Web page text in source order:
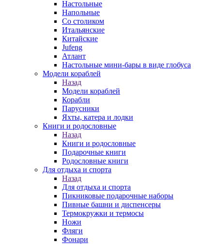
Настольные
Напольные
Со столиком
Итальянские
Китайские
Jufeng
Атлант
Настольные мини-бары в виде глобуса
Модели кораблей
Назад
Модели кораблей
Корабли
Парусники
Яхты, катера и лодки
Книги и родословные
Назад
Книги и родословные
Подарочные книги
Родословные книги
Для отдыха и спорта
Назад
Для отдыха и спорта
Пикниковые подарочные наборы
Пивные башни и диспенсеры
Термокружки и термосы
Ножи
Фляги
Фонари